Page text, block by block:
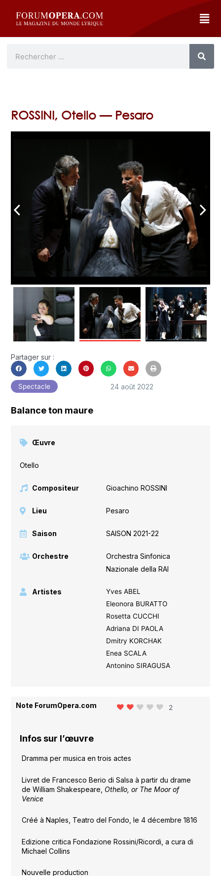
ROSSINI, Otello — Pesaro
arrow_back_ios arrow_forward_ios
Partager sur :
Spectacle 24 août 2022
Balance ton maure
Œuvre
Otello
Compositeur Gioachino ROSSINI
Lieu Pesaro
Saison SAISON 2021-22
Orchestre
Orchestra Sinfonica
Nazionale della RAI
Artistes
Yves ABEL
Eleonora BURATTO
Rosetta CUCCHI
Adriana DI PAOLA
Dmitry KORCHAK
Enea SCALA
Antonino SIRAGUSA
Note ForumOpera.com 2
Infos sur l’œuvre
Dramma per musica en trois actes
Livret de Francesco Berio di Salsa à partir du drame
de William Shakespeare, Othello, or The Moor of
Venice
Créé à Naples, Teatro del Fondo, le 4 décembre 1816
Edizione critica Fondazione Rossini/Ricordi, a cura di
Michael Collins
Nouvelle production